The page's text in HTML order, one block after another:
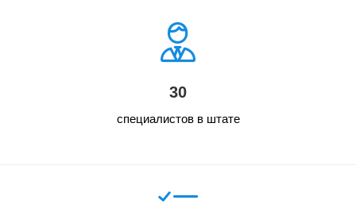
30
специалистов в штате